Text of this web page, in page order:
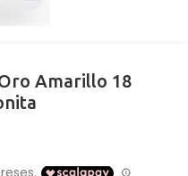
Amarillo 18